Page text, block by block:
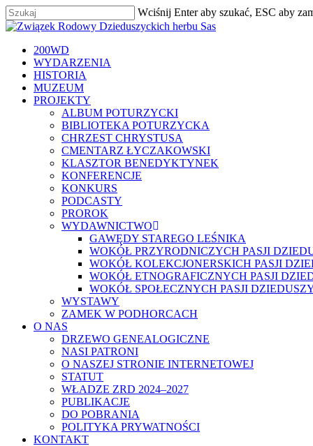
Skip
to
content
Wciśnij Enter aby szukać, ESC aby
Zamknij
szukaj
Menu
200WD
WYDARZENIA
HISTORIA
MUZEUM
PROJEKTY
ALBUM POTURZYCKI
BIBLIOTEKA POTURZYCKA
CHRZEST CHRYSTUSA
CMENTARZ ŁYCZAKOWSKI
KLASZTOR BENEDYKTYNEK
KONFERENCJE
KONKURS
PODCASTY
PROROK
WYDAWNICTWO
GAWĘDY STAREGO LEŚNIKA
WOKÓŁ PRZYRODNICZYCH PASJI
WOKÓŁ KOLEKCJONERSKICH PASJI
WOKÓŁ ETNOGRAFICZNYCH PASJI
WOKÓŁ SPOŁECZNYCH PASJI
WYSTAWY
ZAMEK W PODHORCACH
O NAS
DRZEWO GENEALOGICZNE
NASI PATRONI
O NASZEJ STRONIE INTERNETOWEJ
STATUT
WŁADZE ZRD 2024–2027
PUBLIKACJE
DO POBRANIA
POLITYKA PRYWATNOŚCI
KONTAKT